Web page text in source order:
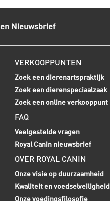
Nieuwsbrief
VERKOOPPUNTEN
Zoek een dierenartspraktijk
Zoek een dierenspeciaalzaak
Zoek een online verkooppunt
FAQ
Veelgestelde vragen
Royal Canin nieuwsbrief
OVER ROYAL CANIN
Onze visie op duurzaamheid
Kwaliteit en voedselveiligheid
Onze voedingsfilosofie